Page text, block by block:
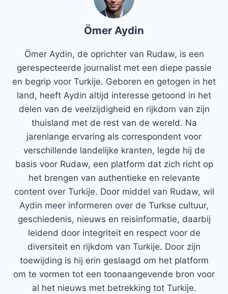
Ömer Aydin
Ömer Aydin, de oprichter van Rudaw, is een
gerespecteerde journalist met een diepe passie
en begrip voor Turkije. Geboren en getogen in het
land, heeft Aydin altijd interesse getoond in het
delen van de veelzijdigheid en rijkdom van zijn
thuisland met de rest van de wereld. Na
jarenlange ervaring als correspondent voor
verschillende landelijke kranten, legde hij de
basis voor Rudaw, een platform dat zich richt op
het brengen van authentieke en relevante
content over Turkije. Door middel van Rudaw, wil
Aydin meer informeren over de Turkse cultuur,
geschiedenis, nieuws en reisinformatie, daarbij
leidend door integriteit en respect voor de
diversiteit en rijkdom van Turkije. Door zijn
toewijding is hij erin geslaagd om het platform
om te vormen tot een toonaangevende bron voor
al het nieuws met betrekking tot Turkije.